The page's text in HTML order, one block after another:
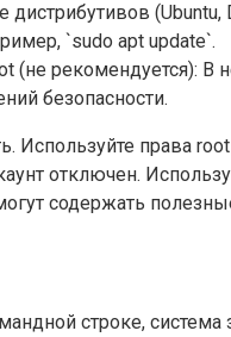
(Ubuntu,
`sudo apt update`.
(не рекомендуется): В
безопасности.
Используйте права
отключен.
содержать
строке,